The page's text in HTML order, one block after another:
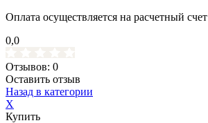
Оплата осуществляется на расчетный счет
0,0
Отзывов: 0
Оставить отзыв
Назад в категории
X
Купить